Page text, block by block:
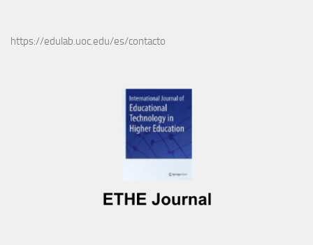
https://edulab.uoc.edu/es/contacto